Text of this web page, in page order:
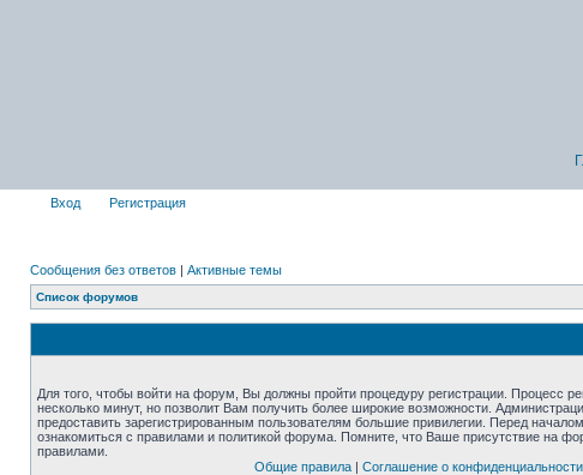
Вход Регистрация
Сообщения без ответов | Активные темы
Список форумов
Для того, чтобы войти на форум, Вы должны пройти процедуру регистрации. Процесс
несколько минут, но позволит Вам получить более широкие возможности.
предоставить зарегистрированным пользователям большие привилегии. Перед
ознакомиться с правилами и политикой форума. Помните, что Ваше присутствие на
правилами.
Общие правила| Соглашение о конфиденциальности